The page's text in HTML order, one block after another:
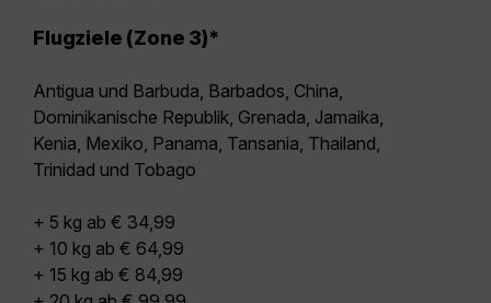
Flugziele (Zone 3)*
Antigua und Barbuda, Barbados, China,
Dominikanische Republik, Grenada, Jamaika,
Kenia, Mexiko, Panama, Tansania, Thailand,
Trinidad und Tobago
+ 5 kg ab € 34,99
+ 10 kg ab € 64,99
+ 15 kg ab € 84,99